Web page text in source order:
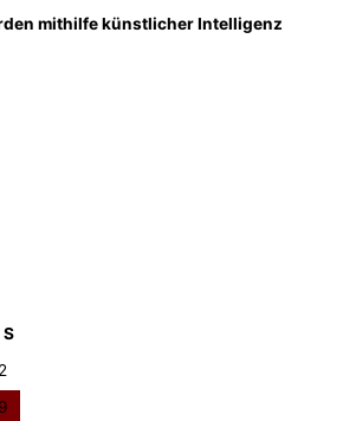
mithilfe künstlicher Intelligenz
S
2
9